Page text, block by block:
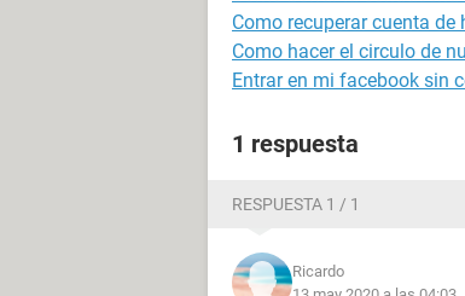
Como recuperar cuenta
Como hacer el circulo de
Entrar en mi facebook sin
1 respuesta
RESPUESTA 1 / 1
Ricardo